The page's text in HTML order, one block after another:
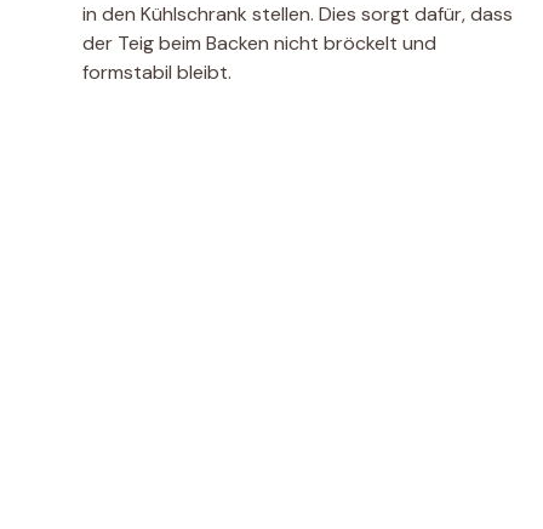
in den Kühlschrank stellen. Dies sorgt dafür, dass
der Teig beim Backen nicht bröckelt und
formstabil bleibt.